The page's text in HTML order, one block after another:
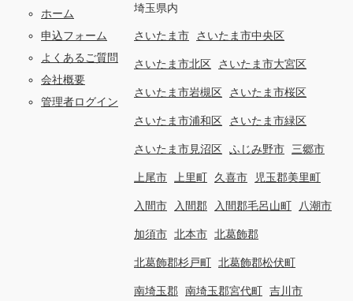
ホーム
申込フォーム
よくあるご質問
会社概要
管理者ログイン
埼玉県内
さいたま市 さいたま市中央区
さいたま市北区 さいたま市大宮区
さいたま市岩槻区 さいたま市桜区
さいたま市浦和区 さいたま市緑区
さいたま市見沼区 ふじみ野市 三郷市
上尾市 上里町 久喜市 児玉郡美里町
入間市 入間郡 入間郡毛呂山町 八潮市
加須市 北本市 北葛飾郡
北葛飾郡杉戸町 北葛飾郡松伏町
南埼玉郡 南埼玉郡宮代町 吉川市